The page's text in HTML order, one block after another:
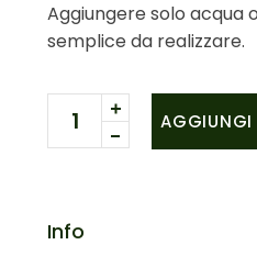
Aggiungere solo acqua
semplice da realizzare.
Risotto con formaggio
AGGIUNGI
Info